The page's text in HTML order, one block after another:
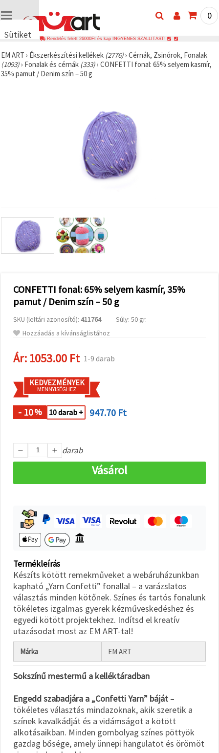
Sütiket
🍪 Cookie-
kat és
hasonló
a
valamint
relevánsabb
tartalmat
hirdetéseket
analitikai és
marketingpartnereink
segítségével
Az "Összes
elfogadása"
gombra
elfogadhatja
az összes
Beállításokban
megadhatja
preferenciáit
az adott
típusú sütik
gombra
Beállítások
0
Rendelés felett 26000Ft és kap INGYENES SZÁLLÍTÁST!
EM ART › Ékszerkészítési kellékek (2776)› Cérnák, Zsinórok, Fonalak
(1093)› Fonalak és cérnák (333)› CONFETTI fonal: 65% selyem kasmír,
35% pamut / Denim szín – 50 g
CONFETTI fonal: 65% selyem kasmír, 35%
pamut / Denim szín – 50 g
SKU (leltári azonosító): 411764
Súly: 50 gr.
Hozzáadás a kívánságlistához
Ár:1053.00 Ft 1-9 darab
KEDVEZMÉNYEK
MENNYISÉGHEZ
- 10% 10 darab + 947.70 Ft
darab
Vásárol
Termékleírás
Készíts kötött remekműveket a webáruházunkban
kapható „Yarn Confetti” fonallal – a varázslatos
választás minden kötőnek. Színes és tartós fonalunk
tökéletes izgalmas gyerek kézműveskedéshez és
egyedi kötött projektekhez. Indítsd el kreatív
utazásodat most az EM ART-tal!
Márka EM ART
Sokszínű mestermű a kelléktáradban
Engedd szabadjára a „Confetti Yarn” báját –
tökéletes választás mindazoknak, akik szeretik a
színek kavalkádját és a vidámságot a kötött
alkotásaikban. Minden gombolyag színes pöttyök
gazdag bősége, amely ünnepi hangulatot és örömöt